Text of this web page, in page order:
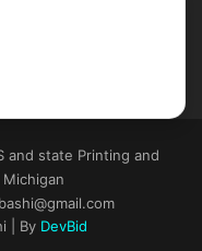
and state Printing and
| By DevBid